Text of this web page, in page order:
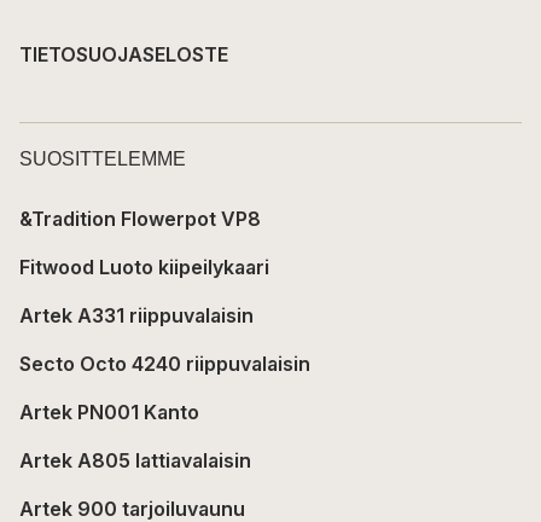
TIETOSUOJASELOSTE
SUOSITTELEMME
&Tradition Flowerpot VP8
Fitwood Luoto kiipeilykaari
Artek A331 riippuvalaisin
Secto Octo 4240 riippuvalaisin
Artek PN001 Kanto
Artek A805 lattiavalaisin
Artek 900 tarjoiluvaunu